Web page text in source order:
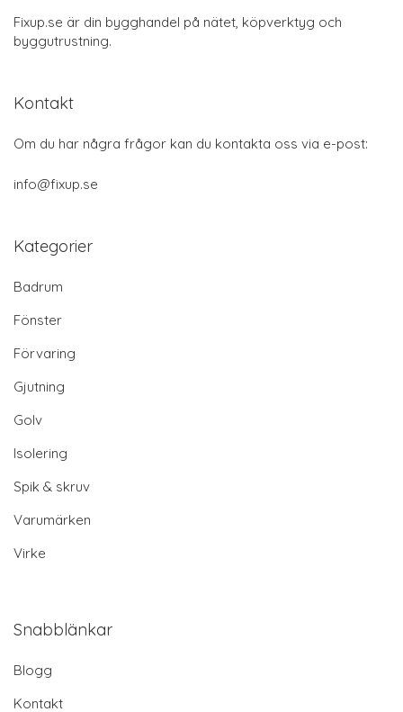
Fixup.se är din bygghandel på nätet, köpverktyg och
byggutrustning.
Kontakt
Om du har några frågor kan du kontakta oss via e-post:
info@fixup.se
Kategorier
Badrum
Fönster
Förvaring
Gjutning
Golv
Isolering
Spik & skruv
Varumärken
Virke
Snabblänkar
Blogg
Kontakt